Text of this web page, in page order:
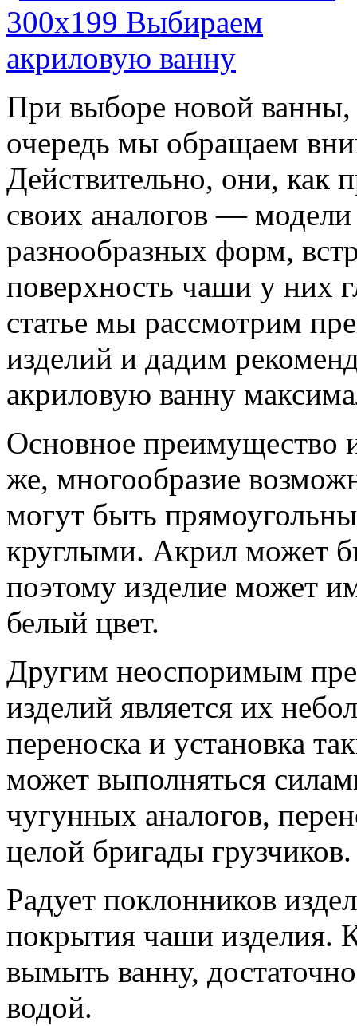
При выборе новой ванны,
очередь мы обращаем
Действительно, они, как
своих аналогов —
разнообразных форм,
поверхность чаши у них
статье мы рассмотрим
изделий и дадим
акриловую ванну
Основное преимущество
же, многообразие
могут быть
круглыми. Акрил может
поэтому изделие может
белый цвет.
Другим неоспоримым
изделий является их
переноска и установка
может выполняться
чугунных аналогов,
целой бригады грузчиков.
Радует поклонников
покрытия чаши изделия.
вымыть ванну,
водой.